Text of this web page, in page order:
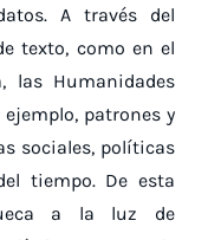
A través del
texto, como en el
las Humanidades
patrones y
sociales, políticas
tiempo. De esta
a la luz de